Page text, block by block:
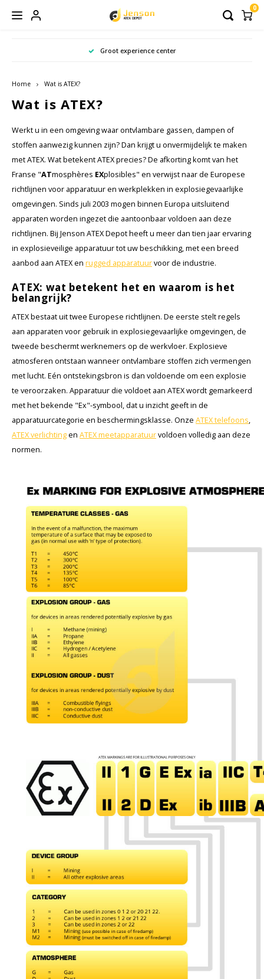
Hoofdmenu
Acura Embedded Systems
Adalit
Aegex Technologies
Axis Communications
CorDex instruments
Dell
ECOM Intruments
Fluke
Getac
Honeywell
i.safe MOBILE
KSE-lights
Ledlenser
Panasonic
Ruggear
Sorama
Streamlight
UK Underwater Kinetics
Hoofdmenu / atex telefoons
Accessoires en onderdelen
Garantie upgrade
Hoofdmenu / atex tablets
Accessoires en onderdelen
Hoofdmenu / atex wearables
Accessoires en onderdelen
Hoofdmenu / atex scanners
Barcode Scanners
Barcode Scanner Components
Hoofdmenu / atex communicatie
ATEX Mobile Phone Headsets
ATEX Portofoons
ATEX Remote Speaker Microfoons
Accessoires & onderdelen
Hoofdmenu / atex meetapparatuur
ATEX Thermometers
Industriele acoustische inspectie
ATEX Multimeters
ATEX Wall Thickness Gauge
ATEX Magneettester
ATEX Inspectie Systemen
Hoofdmenu / atex lampen
ATEX Zaklampen
ATEX Handlampen
ATEX Hoofdlampen
ATEX Mini-zaklampen
ATEX Helmlampen
ATEX Inspectielampen
ATEX Fietsverlichting
ATEX Waarschuwingslampen
Accessoires & onderdelen
Batterijen
Hoofdmenu / atex camera's
ATEX Foto camera's
ATEX Beveiligingscamera's
ATEX Infrarood camera
Accessories & parts
Hoofdmenu / rugged apparatuur
Rugged Mobiele telefoons
Rugged Mobile computing
Rugged Scanners
Hoofdmenu / atex zones
ATEX Zone 0
ATEX Zone 1
ATEX Zone 2
ATEX Zone 21
ATEX Zone 22
Hoofdmenu
Nederlands
English
0
Snelle verzending in Nederland en België
Home Wat is ATEX?
Wat is ATEX?
Werkt u in een omgeving waar ontvlambare gassen, dampen of
stoffen aanwezig kunnen zijn? Dan krijgt u onvermijdelijk te maken
met ATEX. Wat betekent ATEX precies? De afkorting komt van het
Franse "ATmosphères EXplosibles" en verwijst naar de Europese
richtlijnen voor apparatuur en werkplekken in explosiegevaarlijke
omgevingen. Sinds juli 2003 mogen binnen Europa uitsluitend
apparaten worden ingezet die aantoonbaar voldoen aan deze
richtlijnen. Bij Jenson ATEX Depot heeft u meer dan tien jaar ervaring
in explosieveilige apparatuur tot uw beschikking, met een breed
aanbod aan ATEX en rugged apparatuurvoor de industrie.
ATEX: wat betekent het en waarom is het
belangrijk?
ATEX bestaat uit twee Europese richtlijnen. De eerste stelt regels
aan apparaten voor gebruik in explosiegevaarlijke omgevingen, de
tweede beschermt werknemers op de werkvloer. Explosieve
atmosferen ontstaan wanneer ontvlambare stoffen zich vermengen
met lucht. Eén ontstekingsbron is dan voldoende om een explosie
te veroorzaken. Apparatuur die voldoet aan ATEX wordt gemarkeerd
met het bekende "Ex"-symbool, dat u inzicht geeft in de
apparatuurcategorie en beschermingsklasse. Onze ATEX telefoons,
ATEX verlichtingen ATEX meetapparatuurvoldoen volledig aan deze
normen.